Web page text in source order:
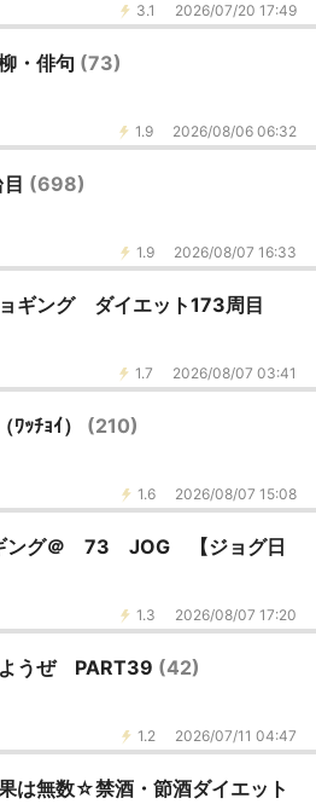
3.1 2026/07/20 17:49
・俳句 (73)
1.9 2026/08/06 06:32
(698)
1.9 2026/08/07 16:33
ギング ダイエット173周目
1.7 2026/08/07 03:41
ｯﾁｮｲ） (210)
1.6 2026/08/07 15:08
ング＠ 73 JOG 【ジョグ日
1.3 2026/08/07 17:20
ようぜ PART39 (42)
1.2 2026/07/11 04:47
は無数☆禁酒・節酒ダイエット